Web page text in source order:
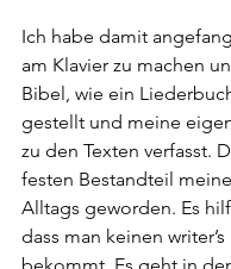
Ich habe damit
am Klavier zu machen
Bibel, wie ein
gestellt und meine
zu den Texten verfasst.
festen Bestandteil
Alltags geworden. Es
dass man keinen